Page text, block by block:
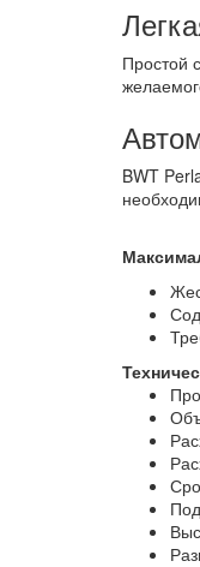
Простой
BWT